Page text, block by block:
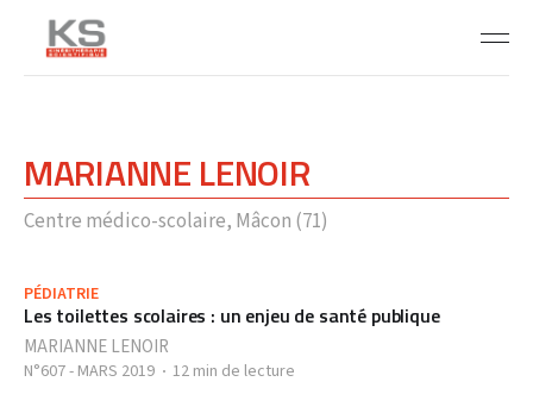
MARIANNE LENOIR
Centre médico-scolaire, Mâcon (71)
PÉDIATRIE
Les toilettes scolaires : un enjeu de santé publique
MARIANNE LENOIR
N°607 - MARS 2019 12 min de lecture